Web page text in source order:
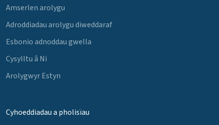
Amserlen arolygu
Adroddiadau arolygu diweddaraf
Esbonio adnoddau gwella
Cysylltu â Ni
Arolygwyr Estyn
Cyhoeddiadau a pholisïau